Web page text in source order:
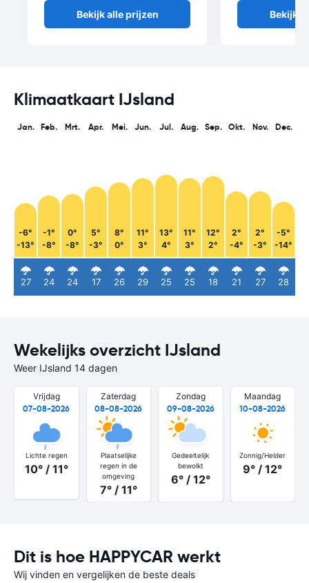
Bekijk alle prijzen Bekijk
Klimaatkaart IJsland
Jan.
-6°
-13°
27
Feb.
-1°
-8°
24
Mrt.
0°
-8°
24
Apr.
5°
-3°
17
Mei.
8°
0°
26
Jun.
11°
3°
29
Jul.
13°
4°
25
Aug.
11°
3°
25
Sep.
12°
2°
18
Okt.
2°
-4°
21
Nov.
2°
-3°
27
Dec.
-5°
-14°
28
Wekelijks overzicht IJsland
Weer IJsland 14 dagen
Vrijdag
07-08-2026
Lichte regen
10° / 11°
Zaterdag
08-08-2026
Plaatselijke
regen in de
omgeving
7° / 11°
Zondag
09-08-2026
Gedeeltelijk
bewolkt
6° / 12°
Maandag
10-08-2026
Zonnig/Helder
9° / 12°
Dit is hoe HAPPYCAR werkt
Wij vinden en vergelijken de beste deals